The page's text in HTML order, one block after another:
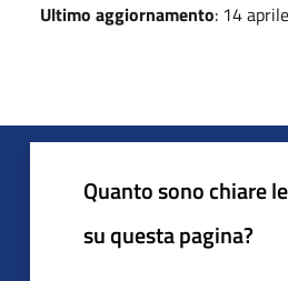
Ultimo aggiornamento: 14
Quanto sono chiare
su questa pagina?